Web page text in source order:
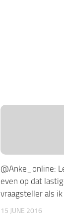
@Anke_online:
even op dat
vraagsteller als
15 JUNE 2016